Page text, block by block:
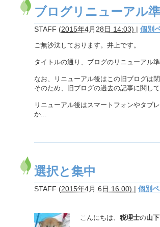
ブログリニューアル
STAFF (2015年4月28日 14:03) | 個別
ご無沙汰しております。井上です。
タイトルの通り、ブログのリニューアル
なお、リニューアル後はこの旧ブログは
そのため、旧ブログの過去の記事に関し
リニューアル後はスマートフォンやタブ
か...
選択と集中
STAFF (2015年4月 6日 16:00) | 個別
こんにちは、 税理士の山下